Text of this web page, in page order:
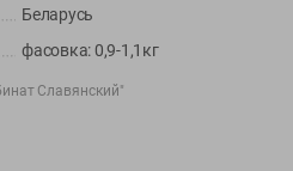
Беларусь
фасовка: 0,9-1,1кг
Славянский"